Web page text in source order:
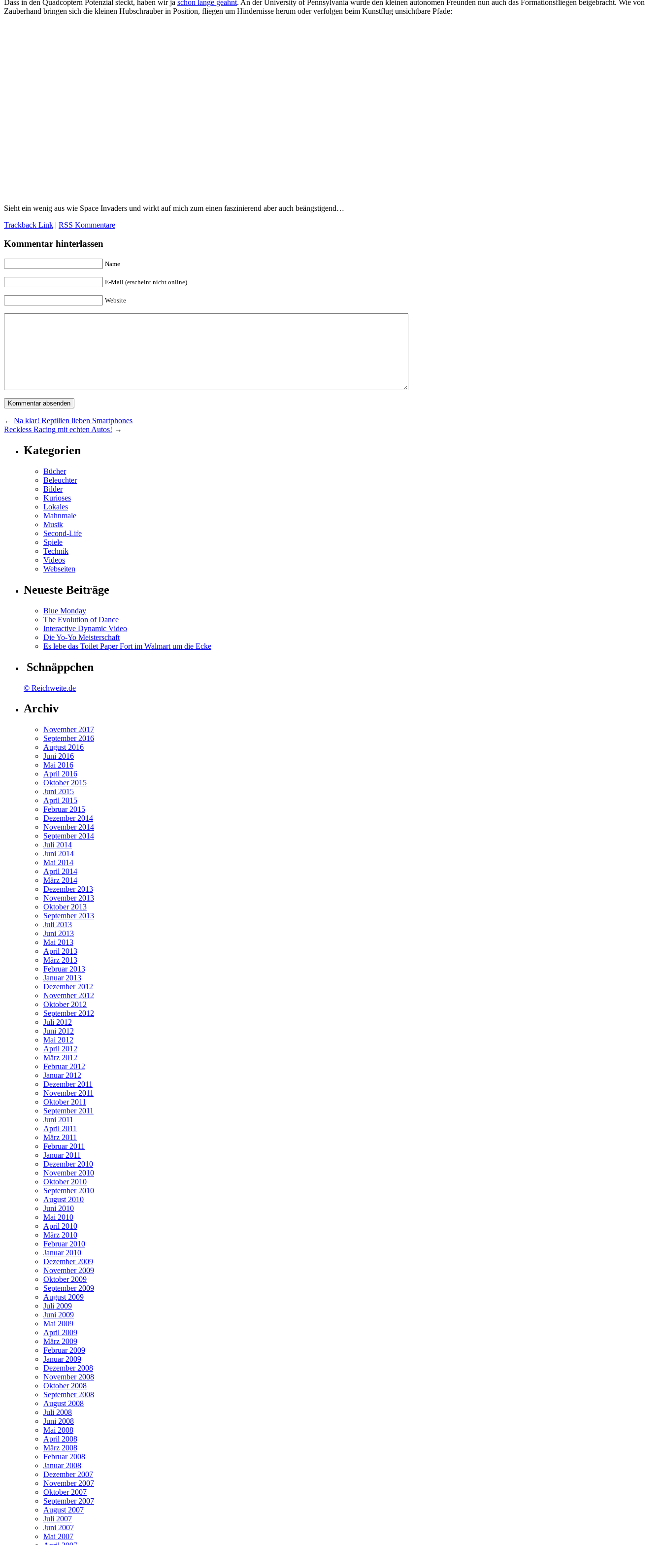
Dass in den Quadcoptern Potenzial steckt, haben wir ja schon lange geahnt. An der University of Pennsylvania wurde den kleinen autonomen Freunden nun auch das Formationsfliegen beigebracht. Wie von
Zauberhand bringen sich die kleinen Hubschrauber in Position, fliegen um Hindernisse herum oder verfolgen beim Kunstflug unsichtbare Pfade:
Sieht ein wenig aus wie Space Invaders und wirkt auf mich zum einen faszinierend aber auch beängstigend…
Trackback Link | RSS Kommentare
Kommentar hinterlassen
Name
E-Mail (erscheint nicht online)
Website
← Na klar! Reptilien lieben Smartphones
Reckless Racing mit echten Autos! →
Kategorien
Bücher
Beleuchter
Bilder
Kurioses
Lokales
Mahnmale
Musik
Second-Life
Spiele
Technik
Videos
Webseiten
Neueste Beiträge
Blue Monday
The Evolution of Dance
Interactive Dynamic Video
Die Yo-Yo Meisterschaft
Es lebe das Toilet Paper Fort im Walmart um die Ecke
Schnäppchen
© Reichweite.de
Archiv
November 2017
September 2016
August 2016
Juni 2016
Mai 2016
April 2016
Oktober 2015
Juni 2015
April 2015
Februar 2015
Dezember 2014
November 2014
September 2014
Juli 2014
Juni 2014
Mai 2014
April 2014
März 2014
Dezember 2013
November 2013
Oktober 2013
September 2013
Juli 2013
Juni 2013
Mai 2013
April 2013
März 2013
Februar 2013
Januar 2013
Dezember 2012
November 2012
Oktober 2012
September 2012
Juli 2012
Juni 2012
Mai 2012
April 2012
März 2012
Februar 2012
Januar 2012
Dezember 2011
November 2011
Oktober 2011
September 2011
Juni 2011
April 2011
März 2011
Februar 2011
Januar 2011
Dezember 2010
November 2010
Oktober 2010
September 2010
August 2010
Juni 2010
Mai 2010
April 2010
März 2010
Februar 2010
Januar 2010
Dezember 2009
November 2009
Oktober 2009
September 2009
August 2009
Juli 2009
Juni 2009
Mai 2009
April 2009
März 2009
Februar 2009
Januar 2009
Dezember 2008
November 2008
Oktober 2008
September 2008
August 2008
Juli 2008
Juni 2008
Mai 2008
April 2008
März 2008
Februar 2008
Januar 2008
Dezember 2007
November 2007
Oktober 2007
September 2007
August 2007
Juli 2007
Juni 2007
Mai 2007